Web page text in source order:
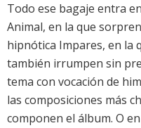
Todo ese bagaje entra
Animal, en la que
hipnótica Impares, en la
también irrumpen sin
tema con vocación de
las composiciones más
componen el álbum. O